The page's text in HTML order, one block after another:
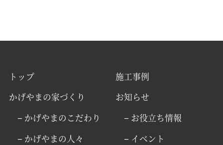
トップ
かげやまの家づくり
− かげやまのこだわり
− かげやまの人々
施工事例
お知らせ
− お役立ち情報
− イベント